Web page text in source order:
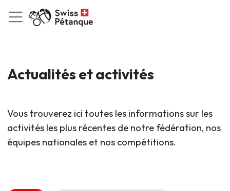
Actualités et activités
Vous trouverez ici toutes les informations sur les
activités les plus récentes de notre fédération, nos
équipes nationales et nos compétitions.